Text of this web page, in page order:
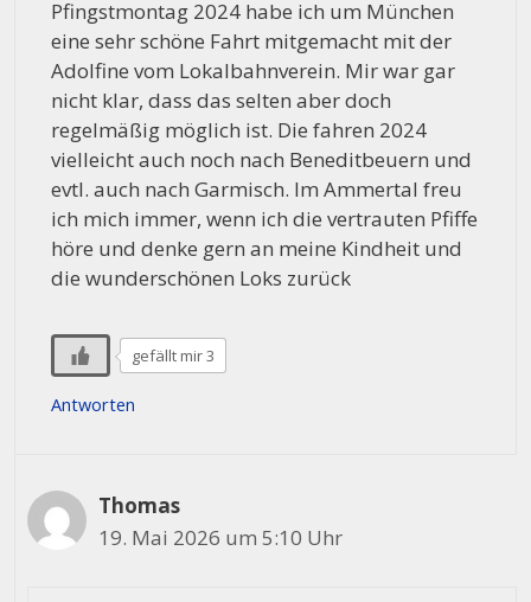
Pfingstmontag 2024 habe ich um München
eine sehr schöne Fahrt mitgemacht mit der
Adolfine vom Lokalbahnverein. Mir war gar
nicht klar, dass das selten aber doch
regelmäßig möglich ist. Die fahren 2024
vielleicht auch noch nach Beneditbeuern und
evtl. auch nach Garmisch. Im Ammertal freu
ich mich immer, wenn ich die vertrauten Pfiffe
höre und denke gern an meine Kindheit und
die wunderschönen Loks zurück
gefällt mir 3
Antworten
Thomas
19. Mai 2026 um 5:10 Uhr